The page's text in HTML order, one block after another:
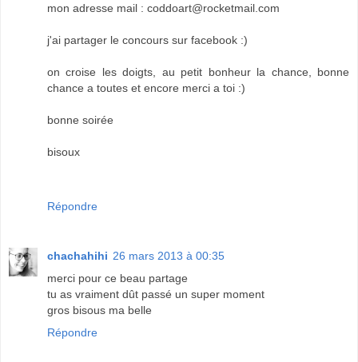
mon adresse mail : coddoart@rocketmail.com
j'ai partager le concours sur facebook :)
on croise les doigts, au petit bonheur la chance, bonne
chance a toutes et encore merci a toi :)
bonne soirée
bisoux
Répondre
chachahihi 26 mars 2013 à 00:35
merci pour ce beau partage
tu as vraiment dût passé un super moment
gros bisous ma belle
Répondre